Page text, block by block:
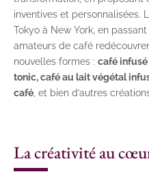
inventives et personnalisées.
Tokyo à New York, en
amateurs de café
nouvelles formes : café infusé
tonic, café au lait végétal
café, et bien d’autres
La créativité au